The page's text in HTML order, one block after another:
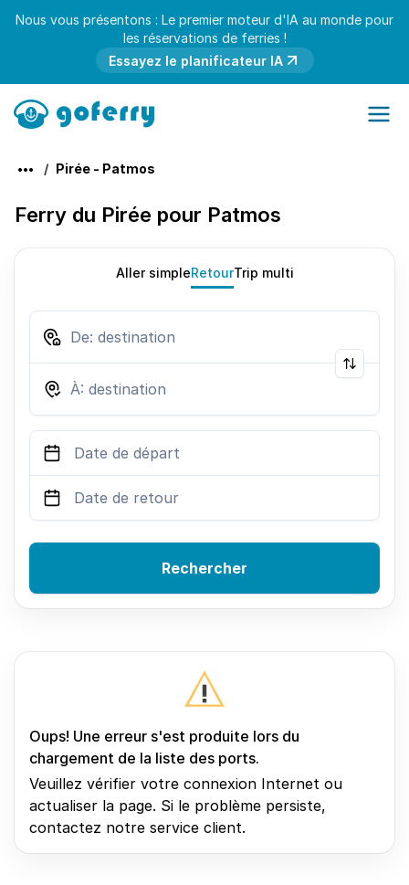
Nous vous présentons : Le premier moteur d'IA au monde pour
les réservations de ferries !
Essayez le planificateur IA
Pirée - Patmos
Ferry du Pirée pour Patmos
Aller simpleRetourTrip multi
Rechercher
Oups! Une erreur s'est produite lors du
chargement de la liste des ports.
Veuillez vérifier votre connexion Internet ou
actualiser la page. Si le problème persiste,
contactez notre service client.